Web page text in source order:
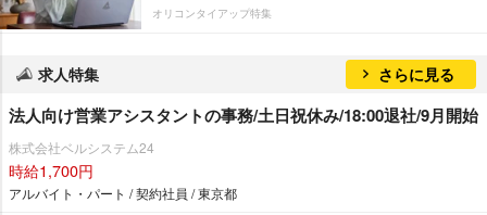
オリコンタイアップ特集
求人特集 さらに見る
法人向け営業アシスタントの事務/土日祝休み/18:00退社/9月開始
株式会社ベルシステム24
時給1,700円
アルバイト・パート / 契約社員 / 東京都